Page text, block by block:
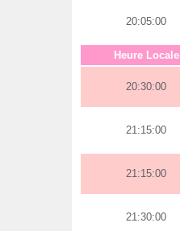
20:05:00
Heure Locale
20:30:00
21:15:00
21:15:00
21:30:00